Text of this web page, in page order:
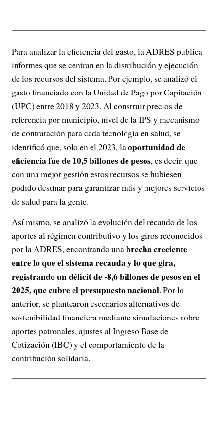
Para analizar la eficiencia del gasto, la ADRES publica
informes que se centran en la distribución y ejecución
de los recursos del sistema. Por ejemplo, se analizó el
gasto financiado con la Unidad de Pago por Capitación
(UPC) entre 2018 y 2023. Al construir precios de
referencia por municipio, nivel de la IPS y mecanismo
de contratación para cada tecnología en salud, se
identificó que, solo en el 2023, laoportunidad de
eficiencia fue de 10,5 billones de pesos, es decir, que
con una mejor gestión estos recursos se hubiesen
podido destinar para garantizar más y mejores servicios
de salud para la gente.
Así mismo, se analizó la evolución del recaudo de los
aportes al régimen contributivo y los giros reconocidos
por la ADRES, encontrando unabrecha creciente
entre lo que el sistema recauda y lo que gira,
registrando un déficit de -8,6 billones de pesos en el
2025, que cubre el presupuesto nacional. Por lo
anterior, se plantearon escenarios alternativos de
sostenibilidad financiera mediante simulaciones sobre
aportes patronales, ajustes al Ingreso Base de
Cotización (IBC) y el comportamiento de la
contribución solidaria.